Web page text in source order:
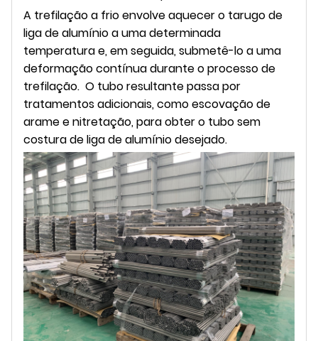
A trefilação a frio envolve aquecer o tarugo de
liga de alumínio a uma determinada
temperatura e, em seguida, submetê-lo a uma
deformação contínua durante o processo de
trefilação. O tubo resultante passa por
tratamentos adicionais, como escovação de
arame e nitretação, para obter o tubo sem
costura de liga de alumínio desejado.